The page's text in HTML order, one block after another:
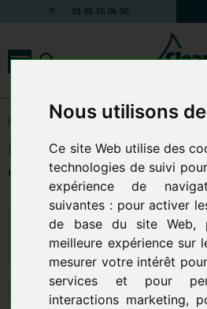
Nous utilisons
Ce site Web utilise des
technologies de suivi
expérience de
suivantes : pour activer
de base du site Web,
meilleure expérience sur
mesurer votre intérêt
services et pour
interactions marketing,
01 85 36 04 90
Produits d'entretien- HYGIENE CUISINE-
Nettoyant Dégraissant
concentré HP30 Bidon
:
18,20 € HT